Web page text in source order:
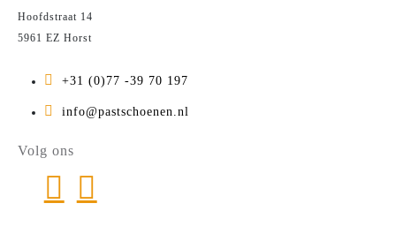
Hoofdstraat 14
5961 EZ Horst
+31 (0)77 -39 70 197
info@pastschoenen.nl
Volg ons